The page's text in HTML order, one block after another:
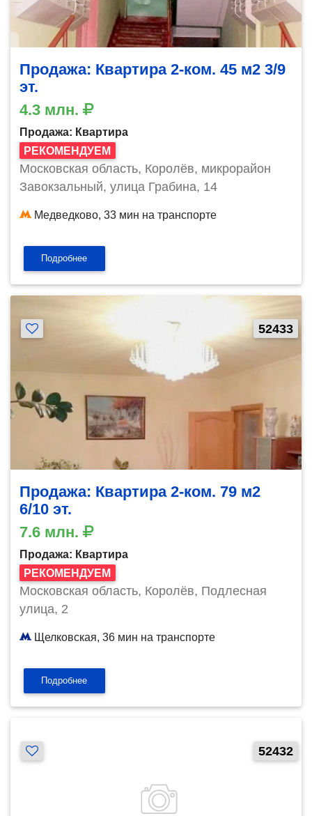
Продажа: Квартира 2-ком. 45 м2 3/9
эт.
4.3 млн.
Продажа: Квартира
РЕКОМЕНДУЕМ
Московская область, Королёв, микрорайон
Завокзальный, улица Грабина, 14
Медведково, 33 мин на транспорте
Подробнее
52433
Продажа: Квартира 2-ком. 79 м2
6/10 эт.
7.6 млн.
Продажа: Квартира
РЕКОМЕНДУЕМ
Московская область, Королёв, Подлесная
улица, 2
Щелковская, 36 мин на транспорте
Подробнее
52432